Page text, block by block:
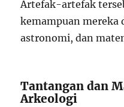
Artefak-artefak
kemampuan mereka
astronomi, dan
Tantangan dan
Arkeologi